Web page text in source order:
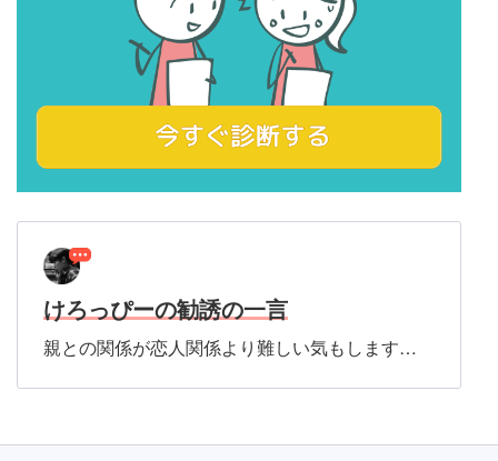
けろっぴーの勧誘の一言
親との関係が恋人関係より難しい気もします…